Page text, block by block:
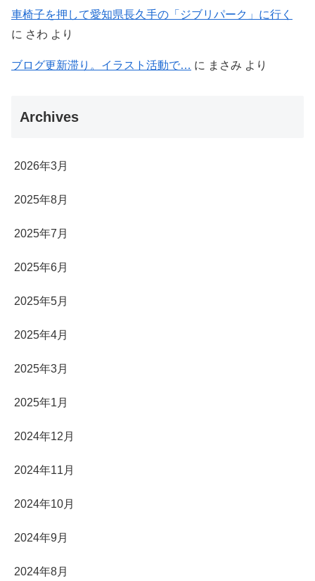
車椅子を押して愛知県長久手の「ジブリパーク」に行く
に さわ より
ブログ更新滞り。イラスト活動で… に まさみ より
Archives
2026年3月
2025年8月
2025年7月
2025年6月
2025年5月
2025年4月
2025年3月
2025年1月
2024年12月
2024年11月
2024年10月
2024年9月
2024年8月